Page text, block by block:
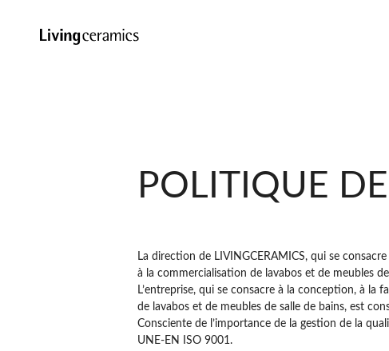
POLITIQUE
La direction de LIVINGCERAMICS, qui se
à la commercialisation de lavabos et de meubles
L’entreprise, qui se consacre à la conception, à
de lavabos et de meubles de salle de bains, est
Consciente de l’importance de la gestion de la
UNE-EN ISO 9001.